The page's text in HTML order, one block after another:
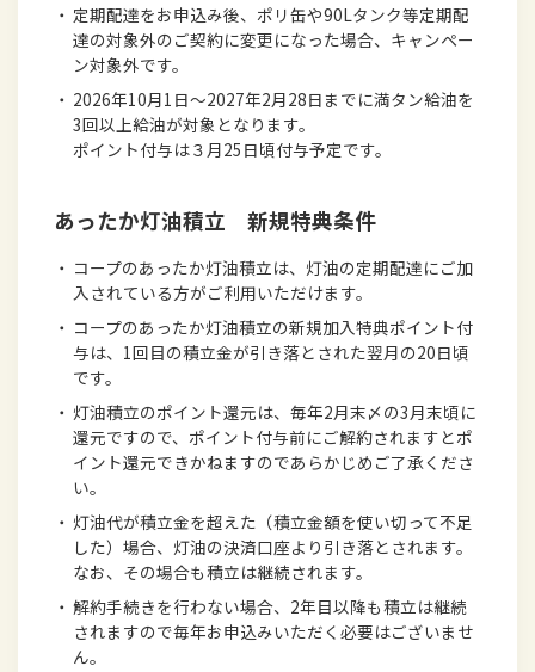
・ 定期配達をお申込み後、ポリ缶や90Lタンク等定期配
達の対象外のご契約に変更になった場合、キャンペー
ン対象外です。
・ 2026年10月1日～2027年2月28日までに満タン給油を
3回以上給油が対象となります。
ポイント付与は３月25日頃付与予定です。
あったか灯油積立 新規特典条件
・ コープのあったか灯油積立は、灯油の定期配達にご加
入されている方がご利用いただけます。
・ コープのあったか灯油積立の新規加入特典ポイント付
与は、1回目の積立金が引き落とされた翌月の20日頃
です。
・ 灯油積立のポイント還元は、毎年2月末〆の3月末頃に
還元ですので、ポイント付与前にご解約されますとポ
イント還元できかねますのであらかじめご了承くださ
い。
・ 灯油代が積立金を超えた（積立金額を使い切って不足
した）場合、灯油の決済口座より引き落とされます。
なお、その場合も積立は継続されます。
・ 解約手続きを行わない場合、2年目以降も積立は継続
されますので毎年お申込みいただく必要はございませ
ん。